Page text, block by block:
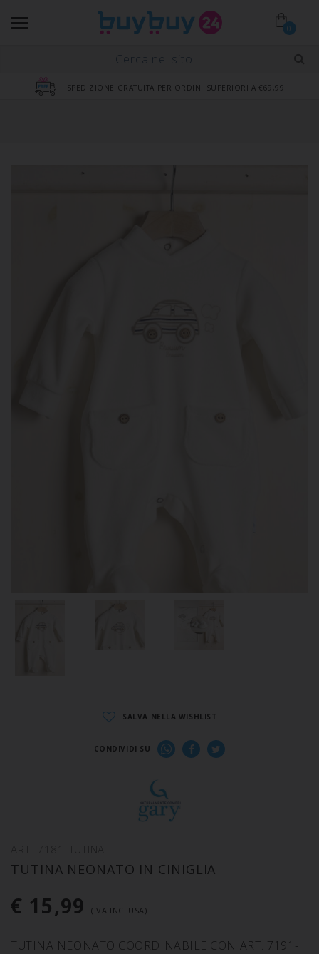
0
SPEDIZIONE GRATUITA PER ORDINI SUPERIORI A €69,99
SALVA NELLA WISHLIST
CONDIVIDI SU
TUTINA NEONATO IN CINIGLIA
€ 15,99 (IVA INCLUSA)
TUTINA NEONATO COORDINABILE CON ART. 7191-